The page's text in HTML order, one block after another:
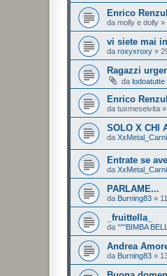
Enrico
da molly e dolly »
vi siete mai
da roxyxroxy »
Ragazzi
da lodoatutte
Enrico
da tuxmeseivita »
SOLO X CHI
da
Entrate se
da
PARLAME...
da Burning83 »
_fruittella_
da °°°BIMBA
Andrea
da Burning83 »